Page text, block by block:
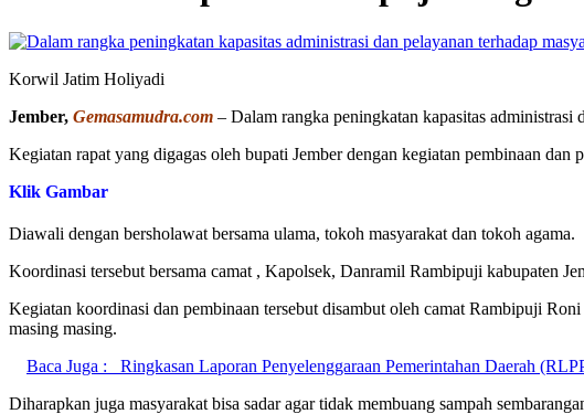
Korwil Jatim Holiyadi
Jember, Gemasamudra.com – Dalam rangka peningkatan kapasitas administrasi
Kegiatan rapat yang digagas oleh bupati Jember dengan kegiatan pembinaan
Klik Gambar
Diawali dengan bersholawat bersama ulama, tokoh masyarakat dan tokoh agama.
Koordinasi tersebut bersama camat , Kapolsek, Danramil Rambipuji kabupaten
Kegiatan koordinasi dan pembinaan tersebut disambut oleh camat Rambipuji
masing masing.
Baca Juga :
Ringkasan Laporan Penyelenggaraan Pemerintahan Daerah
Diharapkan juga masyarakat bisa sadar agar tidak membuang sampah